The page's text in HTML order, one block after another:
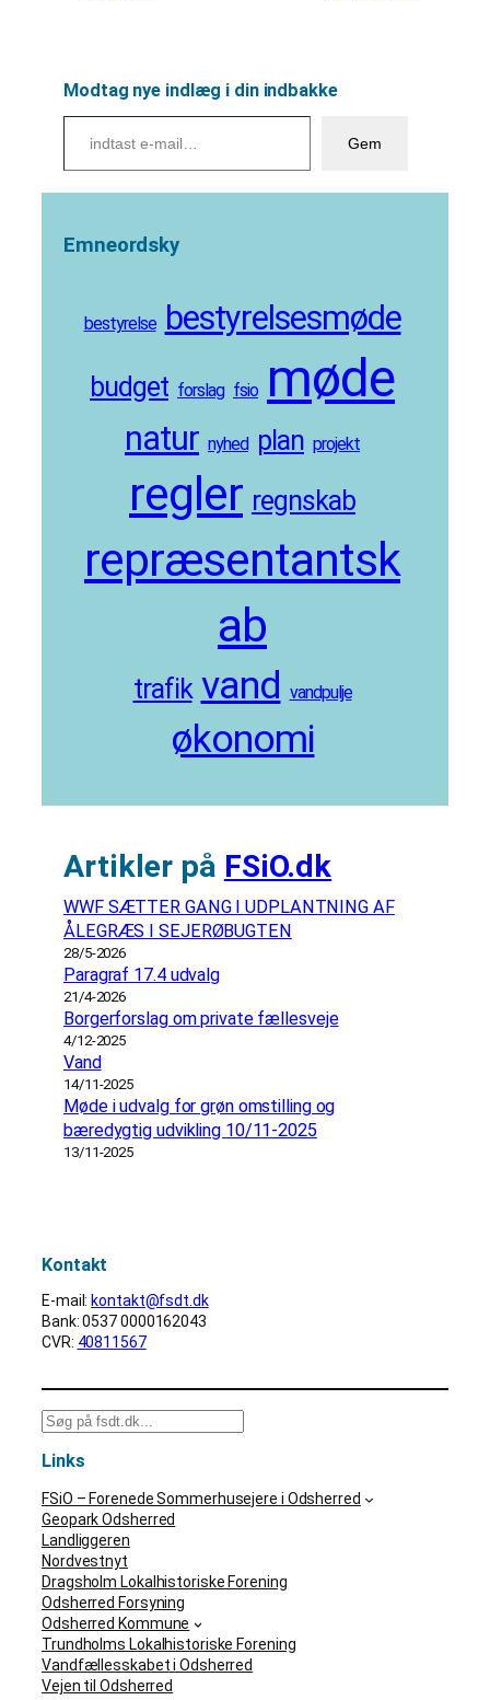
Modtag nye indlæg i din indbakke
indtast e-mail…
Gem
Emneordsky
bestyrelse bestyrelsesmøde
budget forslag fsio møde
natur nyhed plan projekt
regler regnskab
repræsentantsk
ab
trafik vand vandpulje
økonomi
Artikler på FSiO.dk
WWF SÆTTER GANG I UDPLANTNING AF
ÅLEGRÆS I SEJERØBUGTEN
28/5-2026
Paragraf 17.4 udvalg
21/4-2026
Borgerforslag om private fællesveje
4/12-2025
Vand
14/11-2025
Møde i udvalg for grøn omstilling og
bæredygtig udvikling 10/11-2025
13/11-2025
Kontakt
E-mail: kontakt@fsdt.dk
Bank: 0537 0000162043
CVR: 40811567
S
g
Links
FSiO – Forenede Sommerhusejere i Odsherred
Geopark Odsherred
Landliggeren
Nordvestnyt
Dragsholm Lokalhistoriske Forening
Odsherred Forsyning
Odsherred Kommune
Trundholms Lokalhistoriske Forening
Vandfællesskabet i Odsherred
Vejen til Odsherred